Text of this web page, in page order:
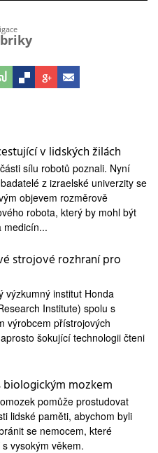
v lidských žilách
sílu robotů poznali. Nyní
z izraelské univerzity se
objevem rozměrově
robota, který by mohl být
medicín...
strojové rozhraní pro
výzkumný institut Honda
Institute) spolu s
výrobcem přístrojových
šokující technologii čteni
biologickým mozkem
pomůže prostudovat
lidské paměti, abychom byli
se nemocem, které
vysokým věkem.